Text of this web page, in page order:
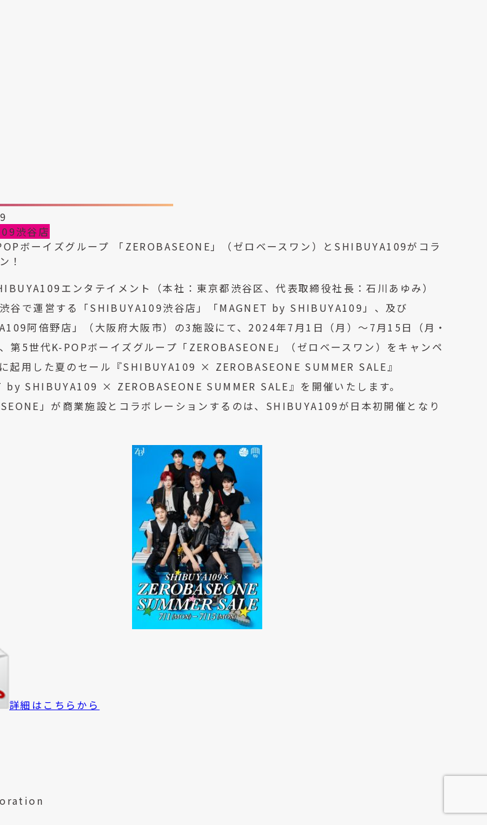
渋谷店
ボーイズグループ 「ZEROBASEONE」（ゼロベースワン）とSHIBUYA109がコラ
！
エンタテイメント（本社：東京都渋谷区、代表取締役社長：石川あゆみ）
谷で運営する「SHIBUYA109渋谷店」「MAGNET by SHIBUYA109」、及び
阿倍野店」（大阪府大阪市）の3施設にて、2024年7月1日（月）～7月15日（月・
第5世代K-POPボーイズグループ「ZEROBASEONE」（ゼロベースワン）をキャンペ
起用した夏のセール『SHIBUYA109 × ZEROBASEONE SUMMER SALE』
by SHIBUYA109 × ZEROBASEONE SUMMER SALE』を開催いたします。
」が商業施設とコラボレーションするのは、SHIBUYA109が日本初開催となり
詳細はこちらから